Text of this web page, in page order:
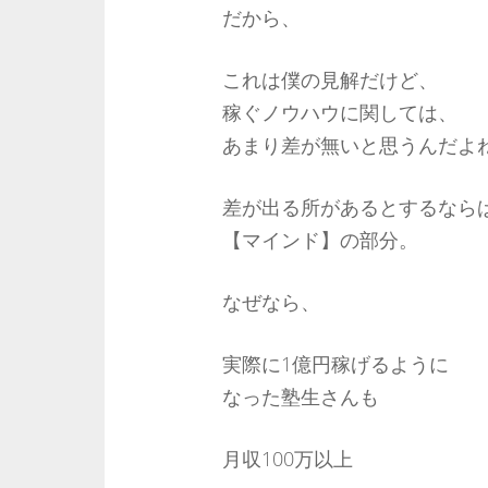
だから、
これは僕の見解だけど、
稼ぐノウハウに関しては、
あまり差が無いと思うんだよ
差が出る所があるとするなら
【マインド】の部分。
なぜなら、
実際に1億円稼げるように
なった塾生さんも
月収100万以上